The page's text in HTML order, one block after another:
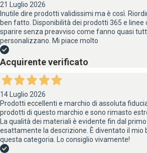
21 Luglio 2026
Inutile dire prodotti validissimi ma è così.
ben fatto. Disponibilità dei prodotti 365 e
sparire senza preavviso come fanno quasi
personalizzano. Mi piace molto
Acquirente verificato
14 Luglio 2026
Prodotti eccellenti e marchio di assoluta
prodotti di questo marchio e sono rimasto
La qualità dei materiali è evidente fin dal
esattamente la descrizione. È diventato il
questa categoria. Lo consiglio vivamente!